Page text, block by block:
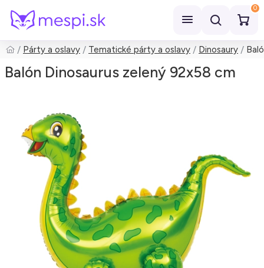
0
Hľadať
Párty a oslavy Tematické párty a oslavy Dinosaury
Balón Dinosaurus zelený 92x58 cm